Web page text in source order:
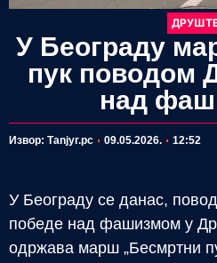
У Београду
пук поводом
над
Извор: Таnjyг.рс 09.05.2026. 12:52
У Београду се данас,
победе над фашизмом у
одржава марш „Бесмртни